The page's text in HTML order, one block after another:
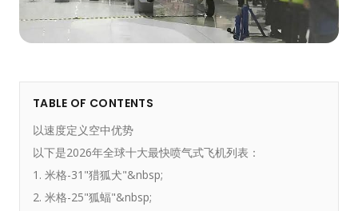
TABLE OF CONTENTS
以速度定义空中优势
以下是2026年全球十大最快喷气式飞机列表：
1. 米格-31"猎狐犬"&nbsp;
2. 米格-25"狐蝠"&nbsp;